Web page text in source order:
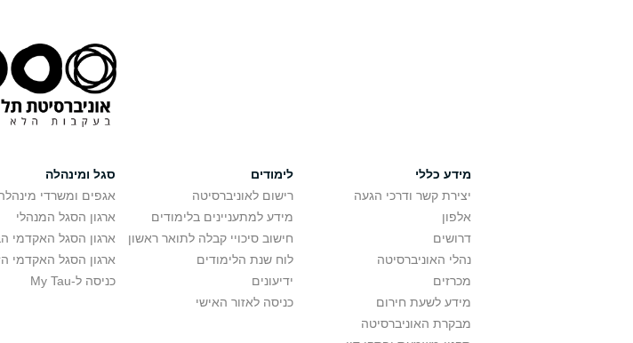
מידע כללי
יצירת קשר ודרכי הגעה
אלפון
דרושים
נהלי האוניברסיטה
מכרזים
מידע לשעת חירום
מבקרת האוניברסיטה
לימודים
רישום לאוניברסיטה
מידע למתעניינים בלימודים
חישוב סיכויי קבלה לתואר ראשון
לוח שנת הלימודים
ידיעונים
כניסה לאזור האישי
סגל ומינהלה
אגפים ומשרדי
ארגון הסגל המנהלי
ארגון הסגל האקדמי
ארגון הסגל האקדמי
כניסה ל-My Tau